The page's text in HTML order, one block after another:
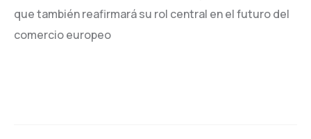
que también reafirmará su rol central en el futuro del
comercio europeo